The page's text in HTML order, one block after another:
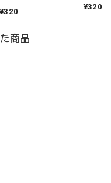
】
¥320
ーチキンスキン ソル
¥320
商品